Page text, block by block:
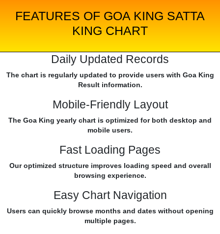
FEATURES OF GOA KING SATTA
KING CHART
Daily Updated Records
The chart is regularly updated to provide users with Goa King
Result information.
Mobile-Friendly Layout
The Goa King yearly chart is optimized for both desktop and
mobile users.
Fast Loading Pages
Our optimized structure improves loading speed and overall
browsing experience.
Easy Chart Navigation
Users can quickly browse months and dates without opening
multiple pages.